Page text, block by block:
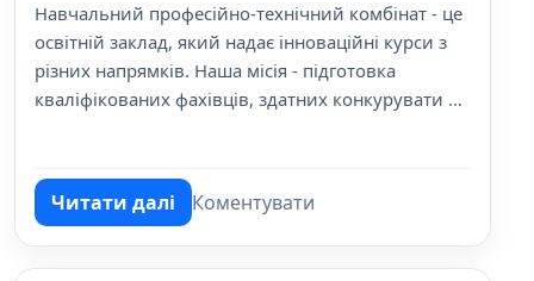
Навчальний професійно-технічний комбінат - це
освітній заклад, який надає інноваційні курси з
різних напрямків. Наша місія - підготовка
кваліфікованих фахівців, здатних конкурувати на
Читати даліпро Навчальний професійно технічний
Коментувати